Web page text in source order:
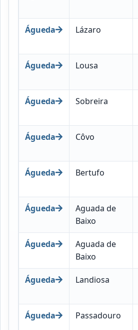
Águeda Lázaro
Águeda Lousa
Águeda Sobreira
Águeda Côvo
Águeda Bertufo
Águeda
Aguada de
Baixo
Águeda
Aguada de
Baixo
Águeda Landiosa
Águeda Passadouro